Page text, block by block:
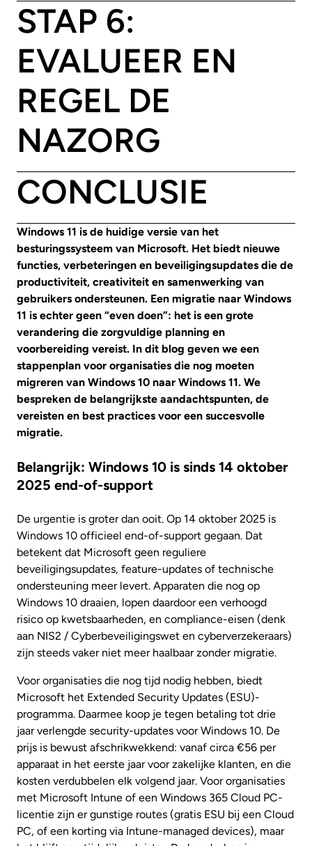
STAP 6:
EVALUEER EN
REGEL DE
NAZORG
CONCLUSIE
Windows 11 is de huidige versie van het
besturingssysteem van Microsoft. Het biedt nieuwe
functies, verbeteringen en beveiligingsupdates die de
productiviteit, creativiteit en samenwerking van
gebruikers ondersteunen. Een migratie naar Windows
11 is echter geen “even doen”: het is een grote
verandering die zorgvuldige planning en
voorbereiding vereist. In dit blog geven we een
stappenplan voor organisaties die nog moeten
migreren van Windows 10 naar Windows 11. We
bespreken de belangrijkste aandachtspunten, de
vereisten en best practices voor een succesvolle
migratie.
Belangrijk: Windows 10 is sinds 14 oktober
2025 end-of-support
De urgentie is groter dan ooit. Op 14 oktober 2025 is
Windows 10 officieel end-of-support gegaan. Dat
betekent dat Microsoft geen reguliere
beveiligingsupdates, feature-updates of technische
ondersteuning meer levert. Apparaten die nog op
Windows 10 draaien, lopen daardoor een verhoogd
risico op kwetsbaarheden, en compliance-eisen (denk
aan NIS2 / Cyberbeveiligingswet en cyberverzekeraars)
zijn steeds vaker niet meer haalbaar zonder migratie.
Voor organisaties die nog tijd nodig hebben, biedt
Microsoft het Extended Security Updates (ESU)-
programma. Daarmee koop je tegen betaling tot drie
jaar verlengde security-updates voor Windows 10. De
prijs is bewust afschrikwekkend: vanaf circa €56 per
apparaat in het eerste jaar voor zakelijke klanten, en die
kosten verdubbelen elk volgend jaar. Voor organisaties
met Microsoft Intune of een Windows 365 Cloud PC-
licentie zijn er gunstige routes (gratis ESU bij een Cloud
PC, of een korting via Intune-managed devices), maar